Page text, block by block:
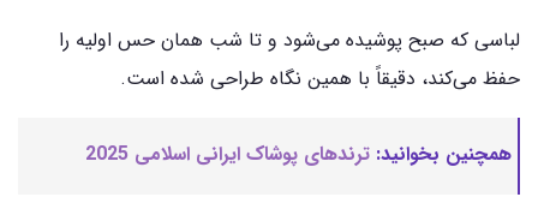
لباسی که صبح پوشیده می‌شود و تا شب همان حس اولیه را
حفظ می‌کند، دقیقاً با همین نگاه طراحی شده است.
همچنین بخوانید: ترندهای پوشاک ایرانی اسلامی 2025